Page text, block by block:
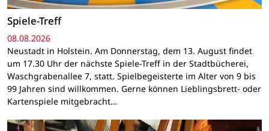
Spiele-Treff
08.08.2026
Neustadt in Holstein. Am Donnerstag, dem 13. August findet
um 17.30 Uhr der nächste Spiele-Treff in der Stadtbücherei,
Waschgrabenallee 7, statt. Spielbegeisterte im Alter von 9 bis
99 Jahren sind willkommen. Gerne können Lieblingsbrett- oder
Kartenspiele mitgebracht…